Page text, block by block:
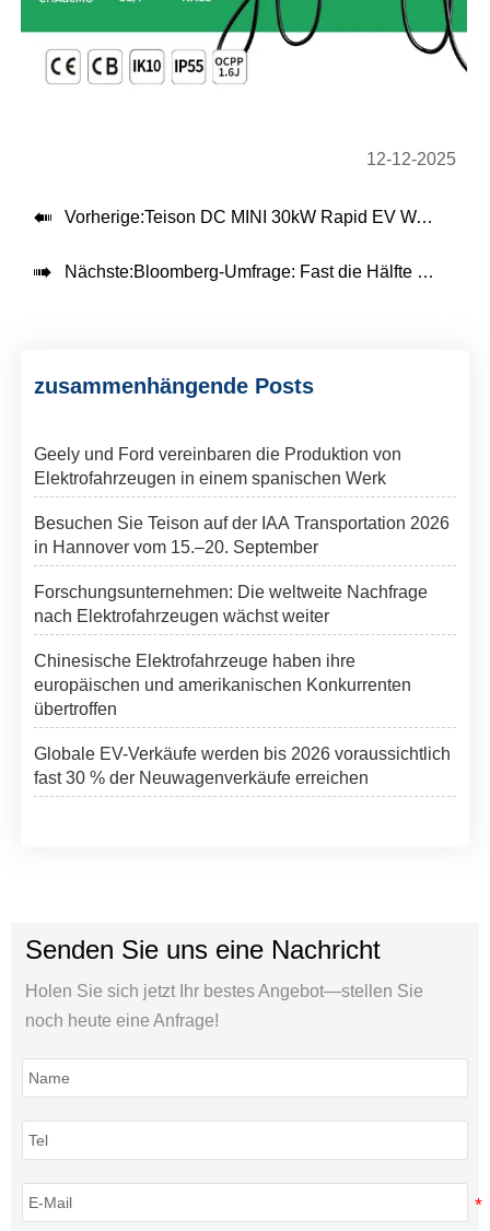
12-12-2025
 Vorherige:Teison DC MINI 30kW Rapid EV Wallbox Charger installiert in Brasilien, 2025
 Nächste:Bloomberg-Umfrage: Fast die Hälfte der chinesischen Erstwagenkäufer plant den Kauf von Elektrofahrzeugen
zusammenhängende Posts
Geely und Ford vereinbaren die Produktion von
Elektrofahrzeugen in einem spanischen Werk
Besuchen Sie Teison auf der IAA Transportation 2026
in Hannover vom 15.–20. September
Forschungsunternehmen: Die weltweite Nachfrage
nach Elektrofahrzeugen wächst weiter
Chinesische Elektrofahrzeuge haben ihre
europäischen und amerikanischen Konkurrenten
übertroffen
Globale EV-Verkäufe werden bis 2026 voraussichtlich
fast 30 % der Neuwagenverkäufe erreichen
Senden Sie uns eine Nachricht
Holen Sie sich jetzt Ihr bestes Angebot—stellen Sie
noch heute eine Anfrage!